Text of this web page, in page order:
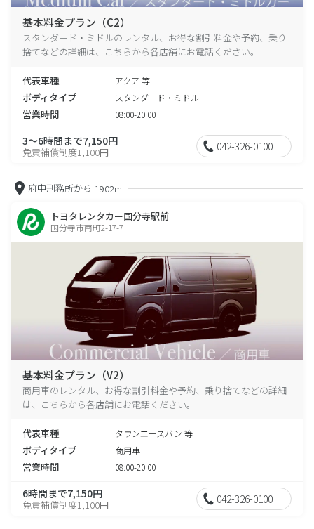
基本料金プラン（C2）
スタンダード・ミドルのレンタル、お得な割引料金や予約、乗り
捨てなどの詳細は、こちらから各店舗にお電話ください。
代表車種 アクア 等
ボディタイプ スタンダード・ミドル
営業時間 08:00-20:00
3～6時間まで7,150円
免責補償制度1,100円 042-326-0100
府中刑務所から 1902m
トヨタレンタカー国分寺駅前
国分寺市南町2-17-7
基本料金プラン（V2）
商用車のレンタル、お得な割引料金や予約、乗り捨てなどの詳細
は、こちらから各店舗にお電話ください。
代表車種 タウンエースバン 等
ボディタイプ 商用車
営業時間 08:00-20:00
6時間まで7,150円
免責補償制度1,100円 042-326-0100